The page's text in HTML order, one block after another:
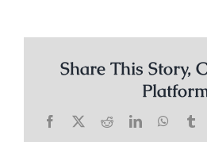
Share This Story,
Facebook
X RedditLinkedIn